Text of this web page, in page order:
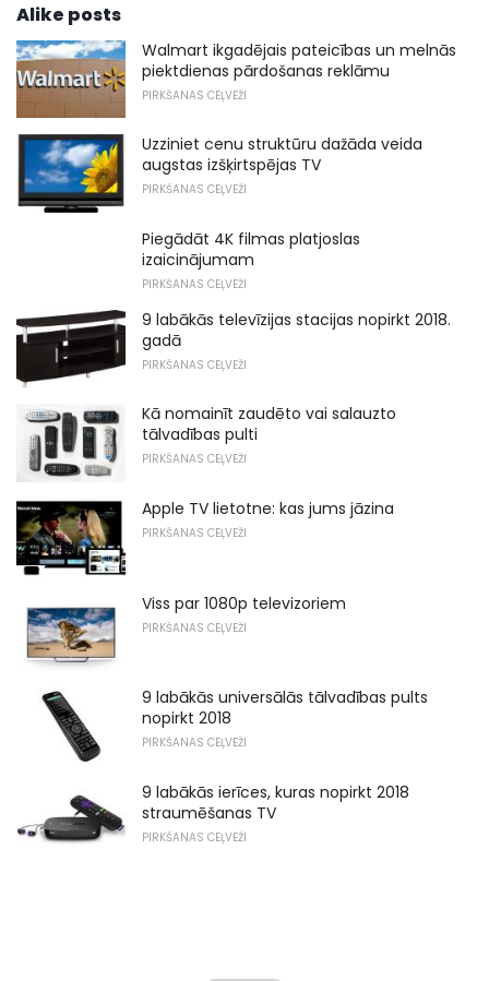
Alike posts
Walmart ikgadējais pateicības un melnās
piektdienas pārdošanas reklāmu
PIRKŠANAS CEĻVEŽI
Uzziniet cenu struktūru dažāda veida
augstas izšķirtspējas TV
PIRKŠANAS CEĻVEŽI
Piegādāt 4K filmas platjoslas
izaicinājumam
PIRKŠANAS CEĻVEŽI
9 labākās televīzijas stacijas nopirkt 2018.
gadā
PIRKŠANAS CEĻVEŽI
Kā nomainīt zaudēto vai salauzto
tālvadības pulti
PIRKŠANAS CEĻVEŽI
Apple TV lietotne: kas jums jāzina
PIRKŠANAS CEĻVEŽI
Viss par 1080p televizoriem
PIRKŠANAS CEĻVEŽI
9 labākās universālās tālvadības pults
nopirkt 2018
PIRKŠANAS CEĻVEŽI
9 labākās ierīces, kuras nopirkt 2018
straumēšanas TV
PIRKŠANAS CEĻVEŽI